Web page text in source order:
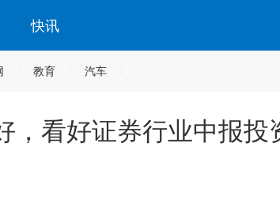
快讯
教育 汽车
，看好证券行业中报投